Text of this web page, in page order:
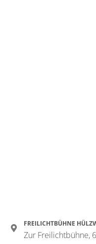
FREILICHTBÜHNE
Zur Freilichtbühne,